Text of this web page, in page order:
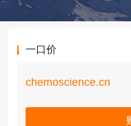
一口价
chemoscience.cn